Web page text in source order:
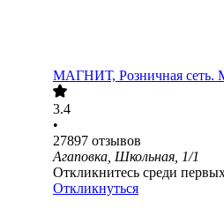
МАГНИТ, Розничная сеть.
3.4
•
27897 отзывов
Агаповка, Школьная, 1/1
Откликнитесь среди
Откликнуться